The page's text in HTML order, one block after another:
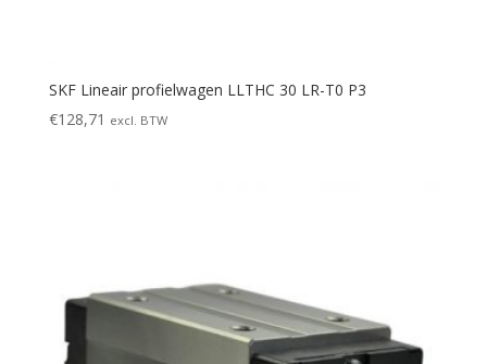
SKF Lineair profielwagen LLTHC 30 LR-T0 P3
€128,71 excl. BTW